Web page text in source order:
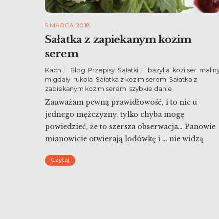
5 MARCA 2018
Sałatka z zapiekanym kozim
serem
Kach Blog Przepisy, Sałatki bazylia kozi ser,
migdały rukola Sałatka z kozim serem Sałatka z
zapiekanym kozim serem szybkie danie
Zauważam pewną prawidłowość, i to nie u
jednego mężczyzny, tylko chyba mogę
powiedzieć, że to szersza obserwacja… Panowie
mianowicie otwierają lodówkę i … nie widzą
którzy tak nie mają – przepraszam za
Czytaj